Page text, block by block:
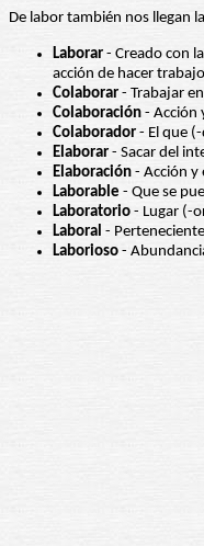
De labor también nos llegan
Laborar - Creado con
acción de hacer
Colaborar - Trabajar
Colaboración - Acción
Colaborador- El que
Elaborar - Sacar del
Elaboración - Acción y
Laborable - Que se
Laboratorio - Lugar (-
Laboral -
Laborioso -